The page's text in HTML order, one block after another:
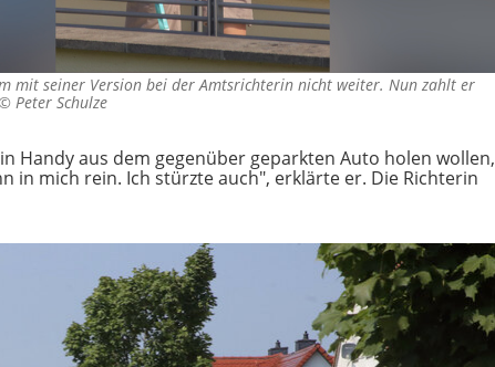
mit seiner Version bei der Amtsrichterin nicht weiter. Nun zahlt er
Peter Schulze
Handy aus dem gegenüber geparkten Auto holen wollen,
in mich rein. Ich stürzte auch", erklärte er. Die Richterin